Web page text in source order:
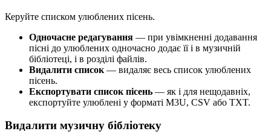
Керуйте списком улюблених пісень.
Одночасне редагування — при увімкненні додавання
пісні до улюблених одночасно додає її і в музичній
бібліотеці, і в розділі файлів.
Видалити список — видаляє весь список улюблених
пісень.
Експортувати список пісень — як і для нещодавніх,
експортуйте улюблені у форматі M3U, CSV або TXT.
Видалити музичну бібліотеку